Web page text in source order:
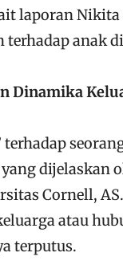
laporan
anak
Dinamika
terhadap
dijelaskan
Cornell,
atau
terputus.